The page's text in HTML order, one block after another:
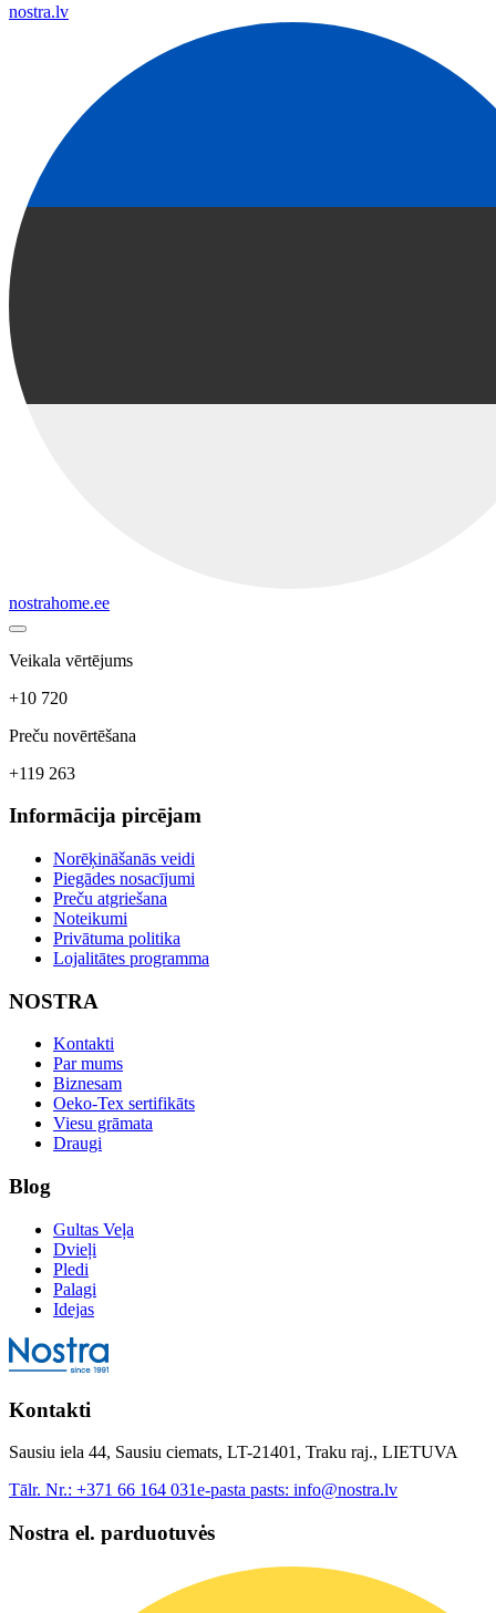
nostra.lv
nostrahome.ee
Veikala vērtējums
+10 720
Preču novērtēšana
+119 263
Informācija pircējam
Norēķināšanās veidi
Piegādes nosacījumi
Preču atgriešana
Noteikumi
Privātuma politika
Lojalitātes programma
NOSTRA
Kontakti
Par mums
Biznesam
Oeko-Tex sertifikāts
Viesu grāmata
Draugi
Blog
Gultas Veļa
Dvieļi
Pledi
Palagi
Idejas
Kontakti
Sausiu iela 44, Sausiu ciemats, LT-21401, Traku raj., LIETUVA
Tālr. Nr.: +371 66 164 031e-pasta pasts: info@nostra.lv
Nostra el. parduotuvės